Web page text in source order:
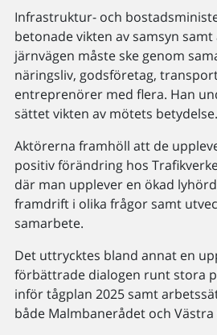
Infrastruktur- och
betonade vikten av samsyn
järnvägen måste ske genom
näringsliv, godsföretag,
entreprenörer med flera. Han
sättet vikten av mötets betydelse.
Aktörerna framhöll att de
positiv förändring hos
där man upplever en ökad
framdrift i olika frågor samt
samarbete.
Det uttrycktes bland annat en
förbättrade dialogen runt stora
inför tågplan 2025 samt
både Malmbanerådet och